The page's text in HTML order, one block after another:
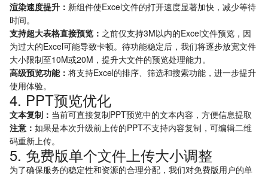
微信小程序体验感更佳，使用全部功能请前往电脑端
前往小程序
渲染速度提升： 新组件使Excel文件的打开速度显著加快，减少等待
时间。
支持超大表格直接预览： 之前仅支持3M以内的Excel文件预览，因
为过大的Excel可能导致卡顿。待功能稳定后，我们将逐步放宽文件
大小限制至10M或20M，提升大文件的预览处理能力。
高级预览功能： 将支持Excel的排序、筛选和搜索功能，进一步提升
使用体验。
4. PPT预览优化
文本复制： 当前可直接复制PPT预览中的文本内容，方便信息提取
注意： 如果是本次升级前上传的PPT不支持内容复制，可编辑二维
码重新上传。
5. 免费版单个文件上传大小调整
为了确保服务的稳定性和资源的合理分配，我们对免费版用户的单